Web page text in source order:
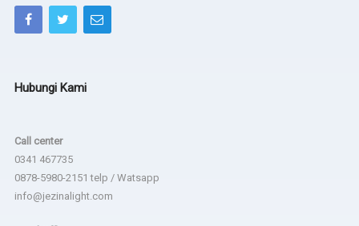
Hubungi Kami
Call center
0341 467735
0878-5980-2151 telp / Watsapp
info@jezinalight.com